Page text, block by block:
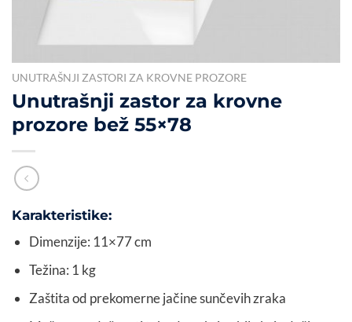
UNUTRAŠNJI ZASTORI ZA KROVNE PROZORE
Unutrašnji zastor za krovne
prozore bež 55×78
Karakteristike:
Dimenzije: 11×77 cm
Težina: 1 kg
Zaštita od prekomerne jačine sunčevih zraka